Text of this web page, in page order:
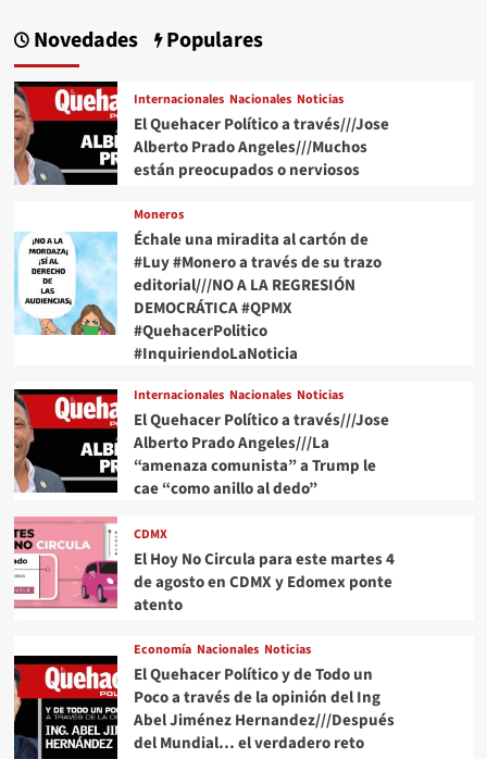
Novedades Populares
Internacionales Nacionales Noticias
El Quehacer Político a través///Jose
Alberto Prado Angeles///Muchos
están preocupados o nerviosos
Moneros
Échale una miradita al cartón de
#Luy #Monero a través de su trazo
editorial///NO A LA REGRESIÓN
DEMOCRÁTICA #QPMX
#QuehacerPolitico
#InquiriendoLaNoticia
Internacionales Nacionales Noticias
El Quehacer Político a través///Jose
Alberto Prado Angeles///La
“amenaza comunista” a Trump le
cae “como anillo al dedo”
CDMX
El Hoy No Circula para este martes 4
de agosto en CDMX y Edomex ponte
atento
Economía Nacionales Noticias
El Quehacer Político y de Todo un
Poco a través de la opinión del Ing
Abel Jiménez Hernandez///Después
del Mundial… el verdadero reto